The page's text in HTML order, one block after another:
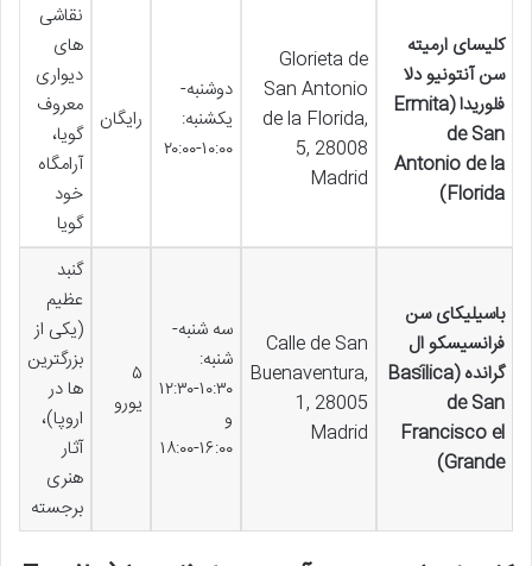
کلیسای ارمیته
سن آنتونیو دلا
فلوریدا (Ermita
de San
Antonio de la
Florida)
Glorieta de
San Antonio
de la Florida,
5, 28008
Madrid
دوشنبه-
یکشنبه:
۱۰:۰۰-۲۰:۰۰
رایگان
نقاشی
های
دیواری
معروف
گویا،
آرامگاه
خود
گویا
باسیلیکای سن
فرانسیسکو ال
گرانده (Basílica
de San
Francisco el
Grande)
Calle de San
Buenaventura,
1, 28005
Madrid
سه شنبه-
شنبه:
۱۰:۳۰-۱۲:۳۰
و
۱۶:۰۰-۱۸:۰۰
۵
یورو
گنبد
عظیم
(یکی از
بزرگترین
ها در
اروپا)،
آثار
هنری
برجسته